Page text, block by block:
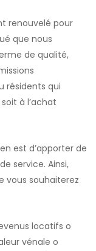
renouvelé pour
que nous
de qualité,
résidents qui
à l’achat
est d’apporter de
service. Ainsi,
vous souhaiterez
locatifs o
vénale o